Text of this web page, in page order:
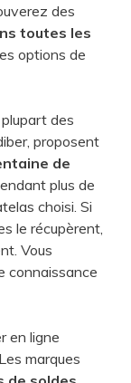
des
toutes les
options de
des
proposent
de
plus de
choisi. Si
le récupèrent,
Vous
connaissance
en ligne
marques